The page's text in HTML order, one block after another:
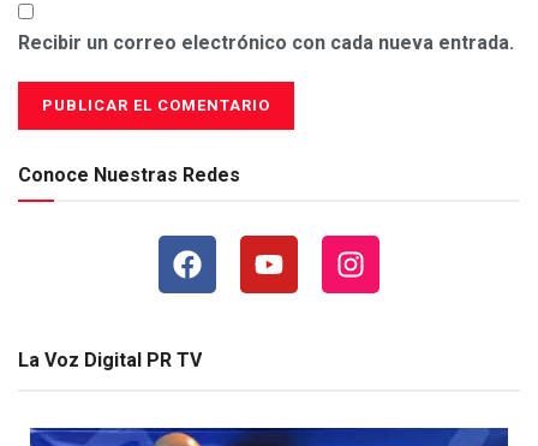
Recibir un correo electrónico con cada nueva entrada.
Conoce Nuestras Redes
La Voz Digital PR TV